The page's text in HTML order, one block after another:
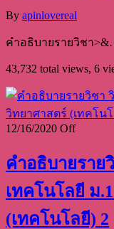
By apinlovereal
คำอธิบายรายวิชา
43,732 total views, 6
12/16/2020 Off
คำอธิบายราย
เทคโนโลยี ม
(เทคโนโลยี) 2